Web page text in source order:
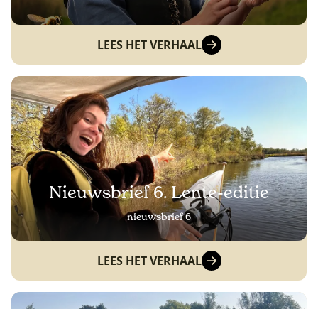
LEES HET VERHAAL
Nieuwsbrief 6. Lente-editie
nieuwsbrief 6
LEES HET VERHAAL